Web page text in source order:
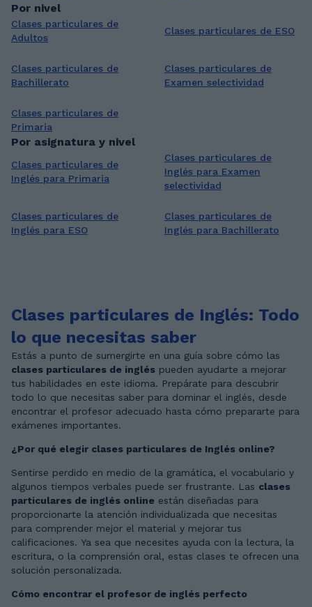
Por nivel
Clases particulares de
Adultos
Clases particulares de ESO
Clases particulares de
Bachillerato
Clases particulares de
Examen selectividad
Clases particulares de
Primaria
Por asignatura y nivel
Clases particulares de
Inglés para Primaria
Clases particulares de
Inglés para Examen
selectividad
Clases particulares de
Inglés para ESO
Clases particulares de
Inglés para Bachillerato
Clases particulares de Inglés: Todo
lo que necesitas saber
Estás a punto de sumergirte en una guía sobre cómo las
clases particulares de inglés pueden ayudarte a mejorar
tus habilidades en este idioma. Prepárate para descubrir
todo lo que necesitas saber para dominar el inglés, desde
encontrar el profesor adecuado hasta cómo prepararte para
exámenes importantes.
¿Por qué elegir clases particulares de Inglés online?
Sentirse perdido en medio de la gramática, el vocabulario y
algunos tiempos verbales puede ser frustrante. Las clases
particulares de inglés online están diseñadas para
proporcionarte la atención individualizada que necesitas
para comprender mejor el material y mejorar tus
calificaciones. Ya sea que necesites ayuda con la lectura, la
escritura, o la comprensión oral, estas clases te ofrecen una
solución personalizada.
Cómo encontrar el profesor de inglés perfecto